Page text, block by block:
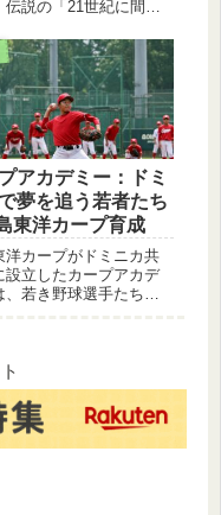
伝説の「21世紀に間に
めた新型5代目まで、歴
ルの特徴や燃費、走行
進化を徹底解説しま
動車史を変えた25年以
跡を今すぐチェック。
アカデミー：ドミ
夢を追う若者たち
東洋カープ育成
洋カープがドミニカ共
設立したカープアカデ
、若き野球選手たちの
長を支援します。